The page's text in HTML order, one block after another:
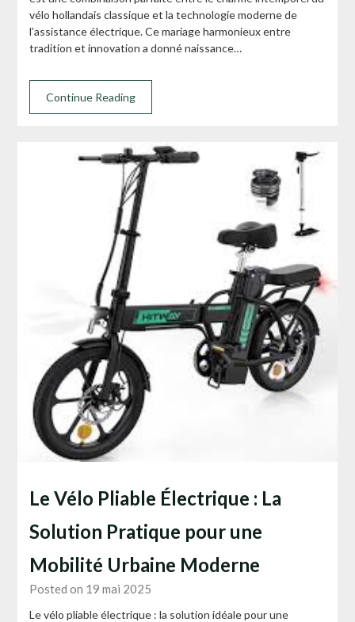
vélo hollandais classique et la technologie moderne de
l’assistance électrique. Ce mariage harmonieux entre
tradition et innovation a donné naissance…
Continue Reading
Le Vélo Pliable Électrique : La
Solution Pratique pour une
Mobilité Urbaine Moderne
Posted on 19 mai 2025
Le vélo pliable électrique : la solution idéale pour une